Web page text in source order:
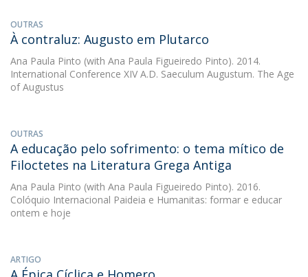
OUTRAS
À contraluz: Augusto em Plutarco
Ana Paula Pinto (with Ana Paula Figueiredo Pinto). 2014.
International Conference XIV A.D. Saeculum Augustum. The Age
of Augustus
OUTRAS
A educação pelo sofrimento: o tema mítico de
Filoctetes na Literatura Grega Antiga
Ana Paula Pinto (with Ana Paula Figueiredo Pinto). 2016.
Colóquio Internacional Paideia e Humanitas: formar e educar
ontem e hoje
ARTIGO